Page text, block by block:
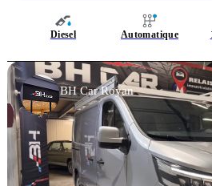
Diesel Automatique
BH Car Royan